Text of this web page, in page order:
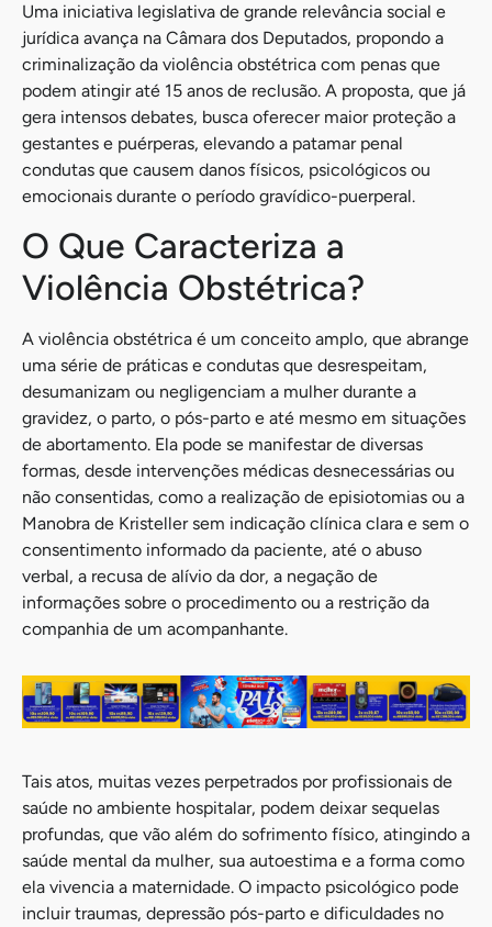
Uma iniciativa legislativa de grande relevância social e
jurídica avança na Câmara dos Deputados, propondo a
criminalização da violência obstétrica com penas que
podem atingir até 15 anos de reclusão. A proposta, que já
gera intensos debates, busca oferecer maior proteção a
gestantes e puérperas, elevando a patamar penal
condutas que causem danos físicos, psicológicos ou
emocionais durante o período gravídico-puerperal.
O Que Caracteriza a
Violência Obstétrica?
A violência obstétrica é um conceito amplo, que abrange
uma série de práticas e condutas que desrespeitam,
desumanizam ou negligenciam a mulher durante a
gravidez, o parto, o pós-parto e até mesmo em situações
de abortamento. Ela pode se manifestar de diversas
formas, desde intervenções médicas desnecessárias ou
não consentidas, como a realização de episiotomias ou a
Manobra de Kristeller sem indicação clínica clara e sem o
consentimento informado da paciente, até o abuso
verbal, a recusa de alívio da dor, a negação de
informações sobre o procedimento ou a restrição da
companhia de um acompanhante.
Tais atos, muitas vezes perpetrados por profissionais de
saúde no ambiente hospitalar, podem deixar sequelas
profundas, que vão além do sofrimento físico, atingindo a
saúde mental da mulher, sua autoestima e a forma como
ela vivencia a maternidade. O impacto psicológico pode
incluir traumas, depressão pós-parto e dificuldades no